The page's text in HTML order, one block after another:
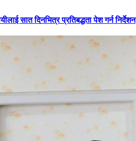
सात दिनभित्र प्रतिबद्धता पेश गर्न निर्देशन